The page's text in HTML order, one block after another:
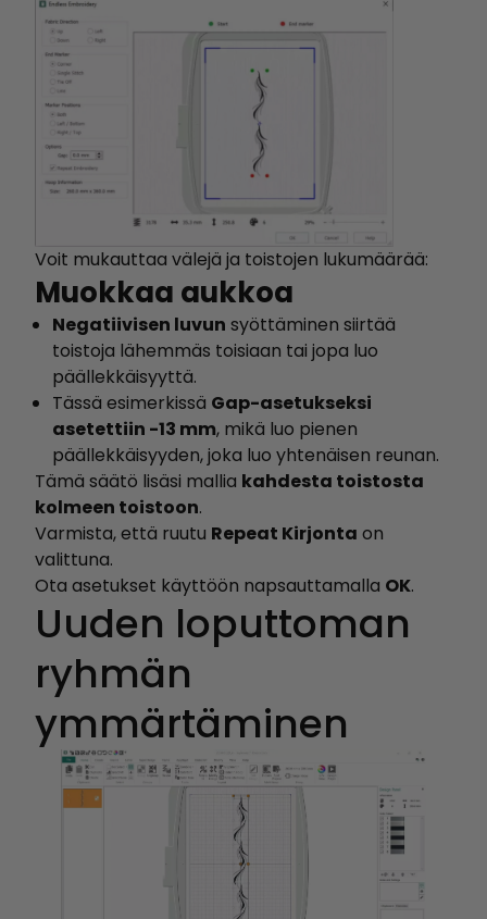
Voit mukauttaa välejä ja toistojen lukumäärää:
Muokkaa aukkoa
Negatiivisen luvun syöttäminen siirtää
toistoja lähemmäs toisiaan tai jopa luo
päällekkäisyyttä.
Tässä esimerkissä Gap-asetukseksi
asetettiin -13 mm, mikä luo pienen
päällekkäisyyden, joka luo yhtenäisen reunan.
Tämä säätö lisäsi mallia kahdesta toistosta
kolmeen toistoon.
Varmista, että ruutu Repeat Kirjonta on
valittuna.
Ota asetukset käyttöön napsauttamalla OK.
Uuden loputtoman
ryhmän
ymmärtäminen